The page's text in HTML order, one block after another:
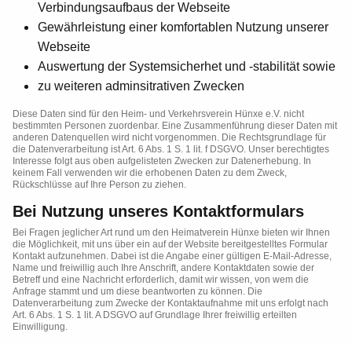
Verbindungsaufbaus der Webseite
Gewährleistung einer komfortablen Nutzung unserer
Webseite
Auswertung der Systemsicherhet und -stabilität sowie
zu weiteren adminsitrativen Zwecken
Diese Daten sind für den Heim- und Verkehrsverein Hünxe e.V. nicht
bestimmten Personen zuordenbar. Eine Zusammenführung dieser Daten mit
anderen Datenquellen wird nicht vorgenommen. Die Rechtsgrundlage für
die Datenverarbeitung ist Art. 6 Abs. 1 S. 1 lit. f DSGVO. Unser berechtigtes
Interesse folgt aus oben aufgelisteten Zwecken zur Datenerhebung. In
keinem Fall verwenden wir die erhobenen Daten zu dem Zweck,
Rückschlüsse auf Ihre Person zu ziehen.
Bei Nutzung unseres Kontaktformulars
Bei Fragen jeglicher Art rund um den Heimatverein Hünxe bieten wir Ihnen
die Möglichkeit, mit uns über ein auf der Website bereitgestelltes Formular
Kontakt aufzunehmen. Dabei ist die Angabe einer gültigen E-Mail-Adresse,
Name und freiwillig auch Ihre Anschrift, andere Kontaktdaten sowie der
Betreff und eine Nachricht erforderlich, damit wir wissen, von wem die
Anfrage stammt und um diese beantworten zu können. Die
Datenverarbeitung zum Zwecke der Kontaktaufnahme mit uns erfolgt nach
Art. 6 Abs. 1 S. 1 lit. A DSGVO auf Grundlage Ihrer freiwillig erteilten
Einwilligung.